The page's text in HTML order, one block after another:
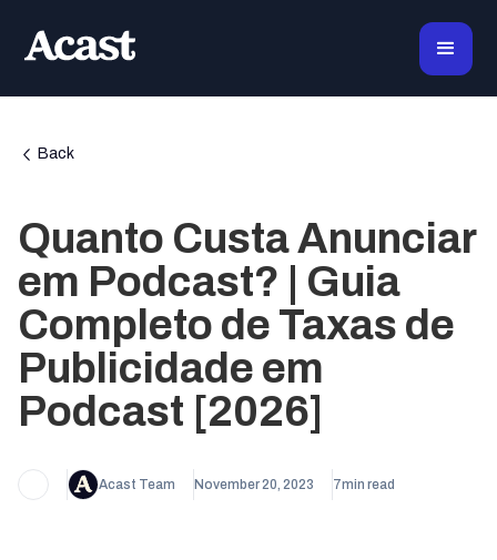
Back
Quanto Custa Anunciar
em Podcast? | Guia
Completo de Taxas de
Publicidade em
Podcast [2026]
Acast Team November 20, 2023 7min read